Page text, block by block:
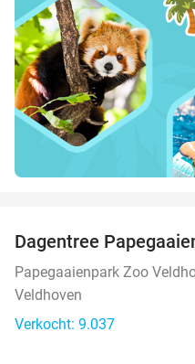
Dagentree
Papegaaienpark Zoo
Veldhoven
Verkocht: 9.037